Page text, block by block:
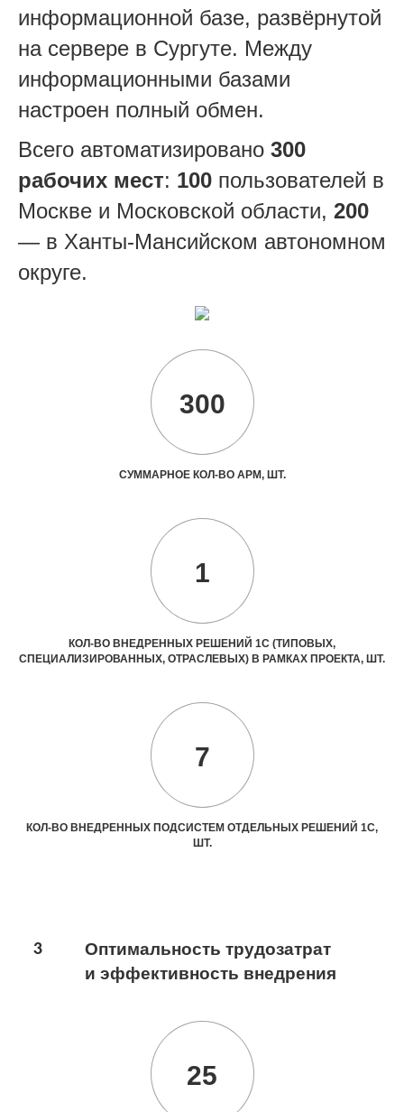
информационной базе, развёрнутой
на сервере в Сургуте. Между
информационными базами
настроен полный обмен.
Всего автоматизировано 300
рабочих мест: 100 пользователей в
Москве и Московской области, 200
— в Ханты-Мансийском автономном
округе.
300
СУММАРНОЕ КОЛ-ВО АРМ, ШТ.
1
КОЛ-ВО ВНЕДРЕННЫХ РЕШЕНИЙ 1С (ТИПОВЫХ,
СПЕЦИАЛИЗИРОВАННЫХ, ОТРАСЛЕВЫХ) В РАМКАХ ПРОЕКТА, ШТ.
7
КОЛ-ВО ВНЕДРЕННЫХ ПОДСИСТЕМ ОТДЕЛЬНЫХ РЕШЕНИЙ 1С,
ШТ.
3
Оптимальность трудозатрат
и эффективность внедрения
25